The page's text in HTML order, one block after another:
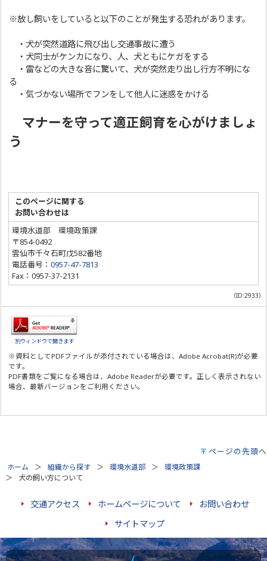
※放し飼いをしていると以下のことが発生する恐れがあります。
・犬が突然道路に飛び出し交通事故に遭う
・犬同士がケンカになり、人、犬ともにケガをする
・雷などの大きな音に驚いて、犬が突然走り出し行方不明にな
る
・気づかない場所でフンをして他人に迷惑をかける
マナーを守って適正飼育を心がけましょ
う
このページに関する
お問い合わせは
環境水道部 環境政策課
〒854-0492
雲仙市千々石町戊582番地
電話番号：0957-47-7813
Fax：0957-37-2131
（ID:2933）
別ウィンドウで開きます
※資料としてPDFファイルが添付されている場合は、Adobe Acrobat(R)が必要
です。
PDF書類をご覧になる場合は、Adobe Readerが必要です。正しく表示されない
場合、最新バージョンをご利用ください。
ページの先頭へ
ホーム 組織から探す 環境水道部
環境政策課
犬の飼い方について
交通アクセス ホームページについて
お問い合わせ
サイトマップ